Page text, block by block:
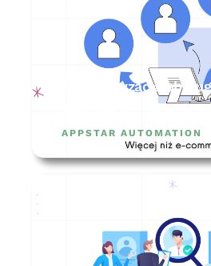
Automatyzacja
jakie narzędzia
APPSTAR AUTOMATION